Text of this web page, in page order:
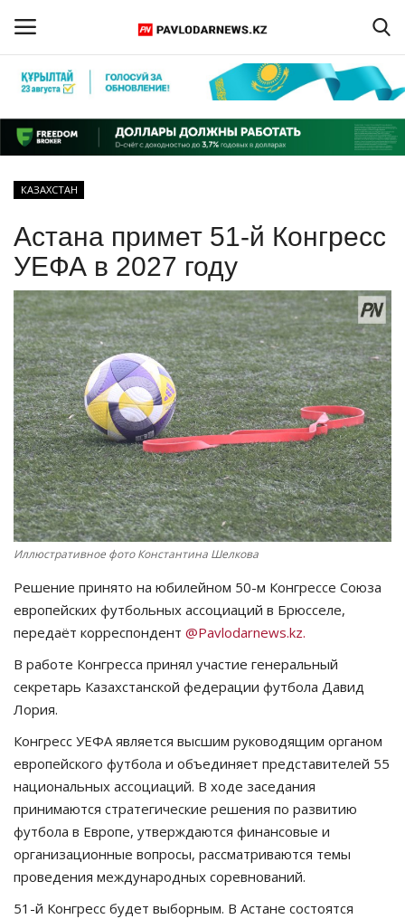
Регистрация
Главная
ПАВЛОДАРСКАЯ ОБЛАСТЬ
КАЗАХСТАН
МИР
СПЕЦПРОЕКТЫ
СПОРТ
Чек-лист
РАЗВЛЕЧЕНИЯ
Курултай
Язык
КАЗАХСТАН
Астана примет 51-й Конгресс
УЕФА в 2027 году
Иллюстративное фото Константина Шелкова
Решение принято на юбилейном 50-м Конгрессе Союза
европейских футбольных ассоциаций в Брюсселе,
передаёт корреспондент @Pavlodarnews.kz.
В работе Конгресса принял участие генеральный
секретарь Казахстанской федерации футбола Давид
Лория.
Конгресс УЕФА является высшим руководящим органом
европейского футбола и объединяет представителей 55
национальных ассоциаций. В ходе заседания
принимаются стратегические решения по развитию
футбола в Европе, утверждаются финансовые и
организационные вопросы, рассматриваются темы
проведения международных соревнований.
51-й Конгресс будет выборным. В Астане состоятся